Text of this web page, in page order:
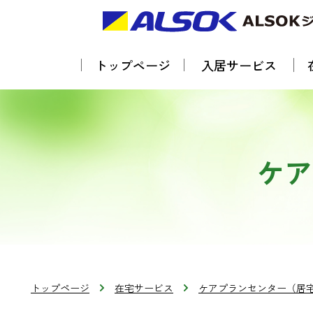
トップページ 入居サービス
ケ
トップページ 在宅サービス ケアプランセンター（居